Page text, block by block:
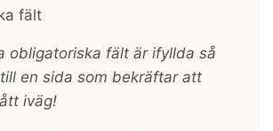
fält
obligatoriska fält är ifyllda så
en sida som bekräftar att
iväg!